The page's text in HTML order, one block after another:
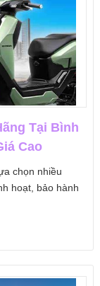
Tại Bình
Cao
chọn nhiều
hoạt, bảo hành